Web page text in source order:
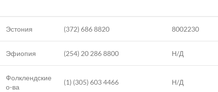
Эстония (372) 686 8820 8002230
Эфиопия (254) 20 286 8800 Н/Д
Фолклендские
о-ва
(1) (305) 603 4466 Н/Д